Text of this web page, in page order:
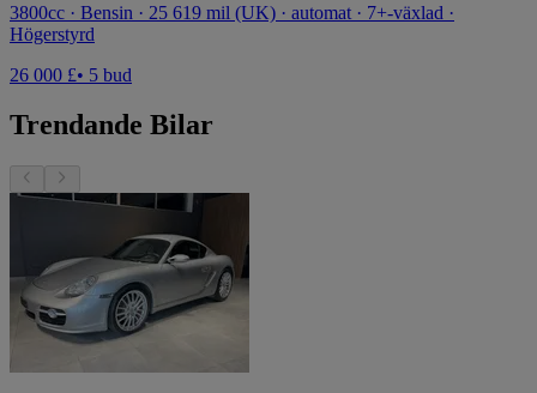
3800cc · Bensin · 25 619 mil (UK) · automat · 7+-växlad ·
Högerstyrd
26 000 £• 5 bud
Trendande Bilar